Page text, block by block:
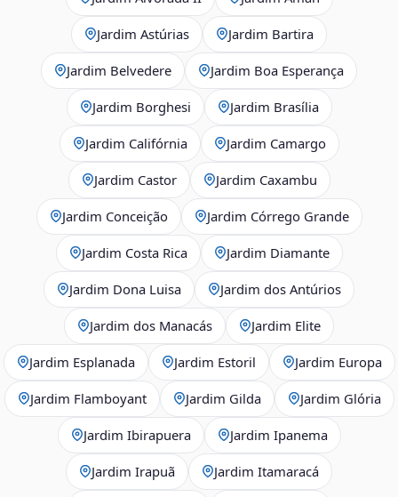
Jardim Astúrias Jardim Bartira
Jardim Belvedere Jardim Boa Esperança
Jardim Borghesi Jardim Brasília
Jardim Califórnia Jardim Camargo
Jardim Castor Jardim Caxambu
Jardim Conceição Jardim Córrego Grande
Jardim Costa Rica Jardim Diamante
Jardim Dona Luisa Jardim dos Antúrios
Jardim dos Manacás Jardim Elite
Jardim Esplanada Jardim Estoril Jardim Europa
Jardim Flamboyant Jardim Gilda Jardim Glória
Jardim Ibirapuera Jardim Ipanema
Jardim Irapuã Jardim Itamaracá